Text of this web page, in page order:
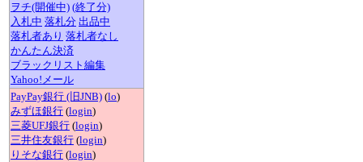
ヲチ(開催中) (終了分)
入札中 落札分 出品中
落札者あり 落札者なし
かんたん決済
ブラックリスト編集
Yahoo!メール
PayPay銀行 (旧JNB) (lo)
みずほ銀行 (login)
三菱UFJ銀行 (login)
三井住友銀行 (login)
りそな銀行 (login)